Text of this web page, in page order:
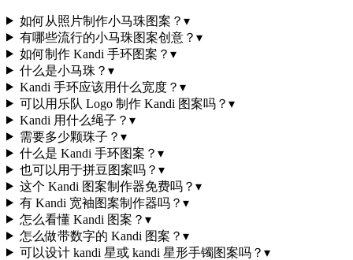
如何从照片制作小马珠图案？ ▾
有哪些流行的小马珠图案创意？ ▾
如何制作 Kandi 手环图案？ ▾
什么是小马珠？ ▾
Kandi 手环应该用什么宽度？ ▾
可以用乐队 Logo 制作 Kandi 图案吗？ ▾
Kandi 用什么绳子？ ▾
需要多少颗珠子？ ▾
什么是 Kandi 手环图案？ ▾
也可以用于拼豆图案吗？ ▾
这个 Kandi 图案制作器免费吗？ ▾
有 Kandi 宽袖图案制作器吗？ ▾
怎么看懂 Kandi 图案？ ▾
怎么做带数字的 Kandi 图案？ ▾
可以设计 kandi 星或 kandi 星形手镯图案吗？ ▾